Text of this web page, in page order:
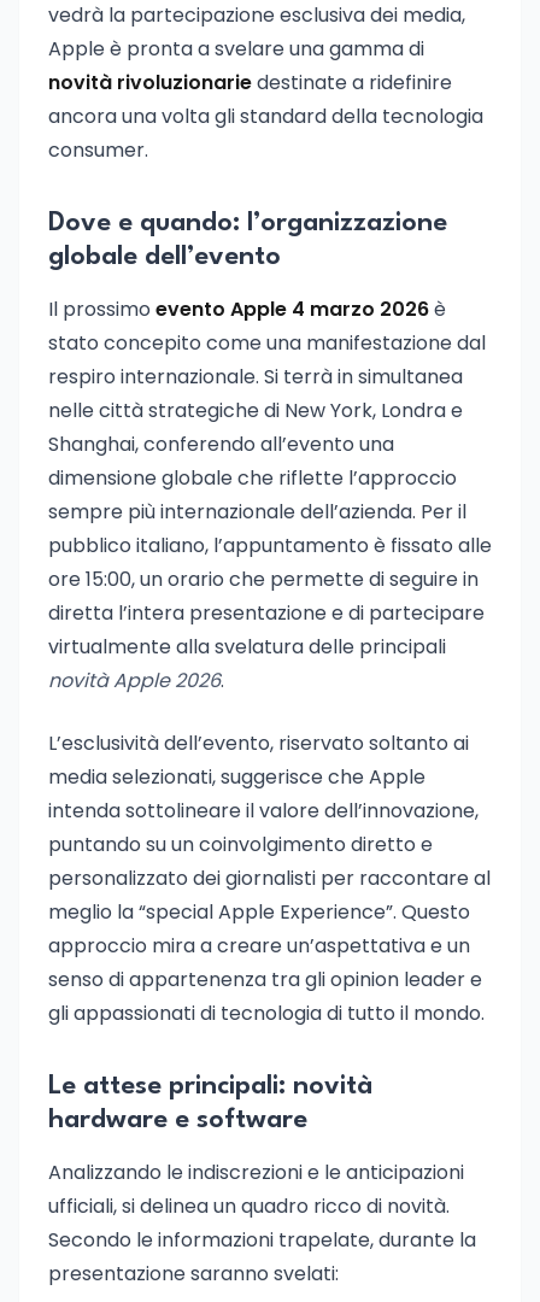
vedrà la partecipazione esclusiva dei media,
Apple è pronta a svelare una gamma di
novità rivoluzionariedestinate a ridefinire
ancora una volta gli standard della tecnologia
consumer.
Dove e quando: l’organizzazione
globale dell’evento
Il prossimo evento Apple 4 marzo 2026è
stato concepito come una manifestazione dal
respiro internazionale. Si terrà in simultanea
nelle città strategiche di New York, Londra e
Shanghai, conferendo all’evento una
dimensione globale che riflette l’approccio
sempre più internazionale dell’azienda. Per il
pubblico italiano, l’appuntamento è fissato alle
ore 15:00, un orario che permette di seguire in
diretta l’intera presentazione e di partecipare
virtualmente alla svelatura delle principali
novità Apple 2026.
L’esclusività dell’evento, riservato soltanto ai
media selezionati, suggerisce che Apple
intenda sottolineare il valore dell’innovazione,
puntando su un coinvolgimento diretto e
personalizzato dei giornalisti per raccontare al
meglio la “special Apple Experience”. Questo
approccio mira a creare un’aspettativa e un
senso di appartenenza tra gli opinion leader e
gli appassionati di tecnologia di tutto il mondo.
Le attese principali: novità
hardware e software
Analizzando le indiscrezioni e le anticipazioni
ufficiali, si delinea un quadro ricco di novità.
Secondo le informazioni trapelate, durante la
presentazione saranno svelati: